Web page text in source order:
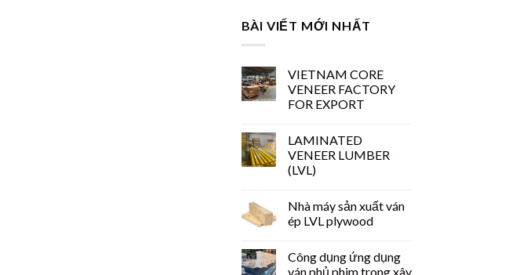
BÀI VIẾT MỚI NHẤT
VIETNAM CORE
VENEER FACTORY
FOR EXPORT
LAMINATED
VENEER LUMBER
(LVL)
Nhà máy sản xuất ván
ép LVL plywood
Công dụng ứng dụng
ván phủ phim trong xây